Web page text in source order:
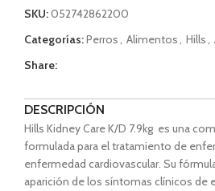
SKU:052742862200
Categorías:Perros, Alimentos, Hills,
Share:
DESCRIPCIÓN
Hills Kidney Care K/D 7.9kg es una
formulada para el tratamiento de
enfermedad cardiovascular. Su
aparición de los síntomas clínicos de